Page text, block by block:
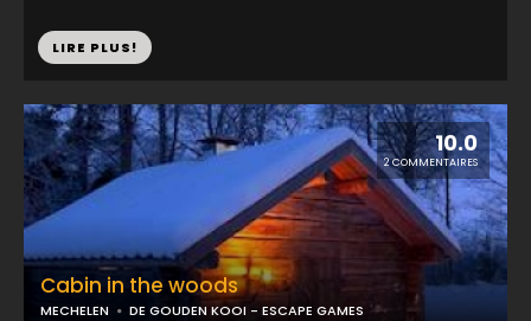
LIRE PLUS!
10.0
2 COMMENTAIRES
Cabin in the woods
MECHELEN DE GOUDEN KOOI - ESCAPE GAMES